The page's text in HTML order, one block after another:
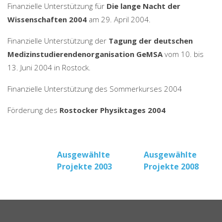
Finanzielle Unterstützung für Die lange Nacht der
Wissenschaften 2004 am 29. April 2004.
Finanzielle Unterstützung der Tagung der deutschen
Medizinstudierendenorganisation GeMSAvom 10. bis
13. Juni 2004 in Rostock.
Finanzielle Unterstützung des Sommerkurses 2004
Förderung des Rostocker Physiktages 2004
Beitragsnavigation
Ausgewählte
Projekte 2003
Ausgewählte
Projekte 2008